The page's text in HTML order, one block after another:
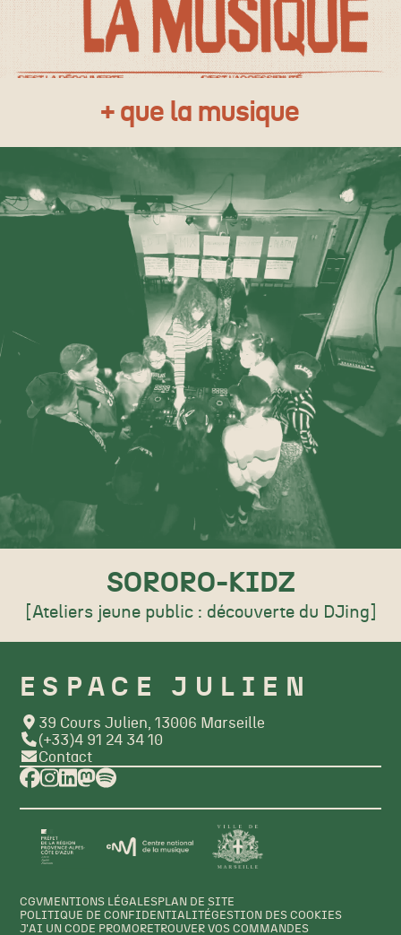
+ que la musique
SORORO-KIDZ
[Ateliers jeune public : découverte du DJing]
ESPACE JULIEN
39 Cours Julien, 13006 Marseille
(+33)4 91 24 34 10
Contact
CGVMENTIONS LÉGALESPLAN DE SITE
POLITIQUE DE CONFIDENTIALITÉGESTION DES COOKIES
J'AI UN CODE PROMO RETROUVER VOS COMMANDES